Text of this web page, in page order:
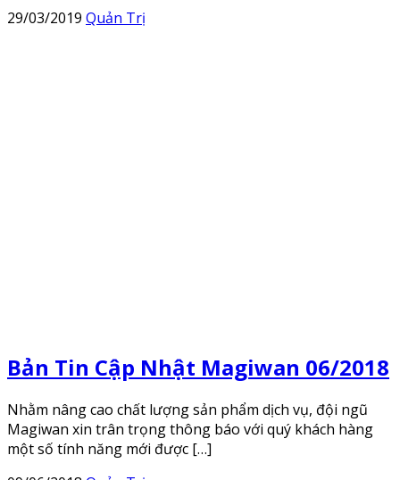
29/03/2019 Quản Trị
Bản Tin Cập Nhật Magiwan 06/2018
Nhằm nâng cao chất lượng sản phẩm dịch vụ, đội ngũ
Magiwan xin trân trọng thông báo với quý khách hàng
một số tính năng mới được […]